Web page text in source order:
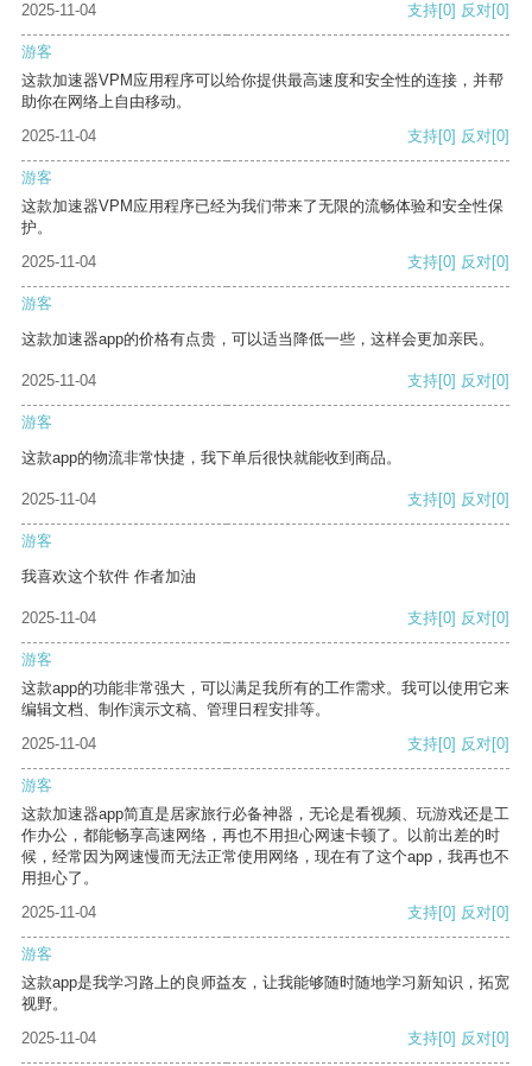
2025-11-04 支持[0] 反对[0]
游客
这款加速器VPM应用程序可以给你提供最高速度和安全性的连接，并帮
助你在网络上自由移动。
2025-11-04
支持[0] 反对[0]
游客
这款加速器VPM应用程序已经为我们带来了无限的流畅体验和安全性保
护。
2025-11-04
支持[0] 反对[0]
游客
这款加速器app的价格有点贵，可以适当降低一些，这样会更加亲民。
2025-11-04 支持[0] 反对[0]
游客
这款app的物流非常快捷，我下单后很快就能收到商品。
2025-11-04 支持[0] 反对[0]
游客
我喜欢这个软件 作者加油
2025-11-04 支持[0] 反对[0]
游客
这款app的功能非常强大，可以满足我所有的工作需求。我可以使用它来
编辑文档、制作演示文稿、管理日程安排等。
2025-11-04
支持[0] 反对[0]
游客
这款加速器app简直是居家旅行必备神器，无论是看视频、玩游戏还是工
作办公，都能畅享高速网络，再也不用担心网速卡顿了。以前出差的时
候，经常因为网速慢而无法正常使用网络，现在有了这个app，我再也不
用担心了。
2025-11-04
支持[0] 反对[0]
游客
这款app是我学习路上的良师益友，让我能够随时随地学习新知识，拓宽
视野。
2025-11-04
支持[0] 反对[0]